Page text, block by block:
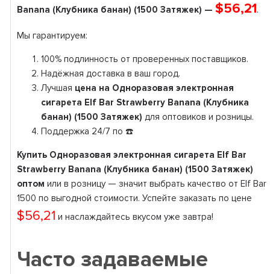
Banana (Клубника банан) (1500 Затяжек) — $56,21.
Мы гарантируем:
100% подлинность от проверенных поставщиков.
Надёжная доставка в ваш город.
Лучшая цена на Одноразовая электронная
сигарета Elf Bar Strawberry Banana (Клубника
банан) (1500 Затяжек) для оптовиков и розницы.
Поддержка 24/7 по ☎️
Купить Одноразовая электронная сигарета Elf Bar
Strawberry Banana (Клубника банан) (1500 Затяжек)
оптом или в розницу — значит выбрать качество от Elf Bar
1500 по выгодной стоимости. Успейте заказать по цене
$56,21 и наслаждайтесь вкусом уже завтра!
Часто задаваемые